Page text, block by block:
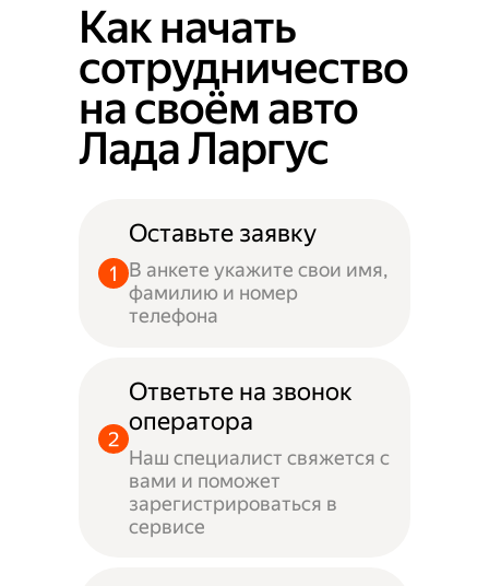
Как начать
сотрудничество
на своём авто
Лада Ларгус
Оставьте заявку
В анкете укажите свои имя,
фамилию и номер
телефона
Ответьте на звонок
оператора
Наш специалист свяжется с
вами и поможет
зарегистрироваться в
сервисе